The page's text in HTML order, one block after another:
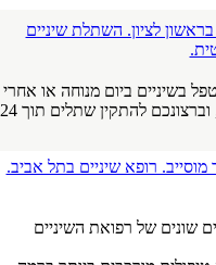
לציון. השתלת שיניים
בשיניים ביום מנוחה או אחרי
העבודה? אינכם אוהבים לבזבז זמן, וברצונכם להתקין שתלים תוך 24
רופא שיניים בתל אביב.
שונים של רפואת השיניים